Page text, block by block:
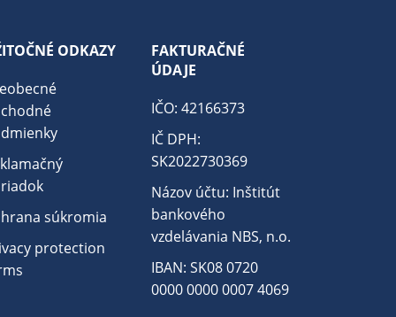
ODKAZY
súkromia
protection
FAKTURAČNÉ
ÚDAJE
IČO: 42166373
IČ DPH:
SK2022730369
Názov účtu: Inštitút
bankového
vzdelávania NBS, n.o.
IBAN: SK08 0720
0000 0000 0007 4069